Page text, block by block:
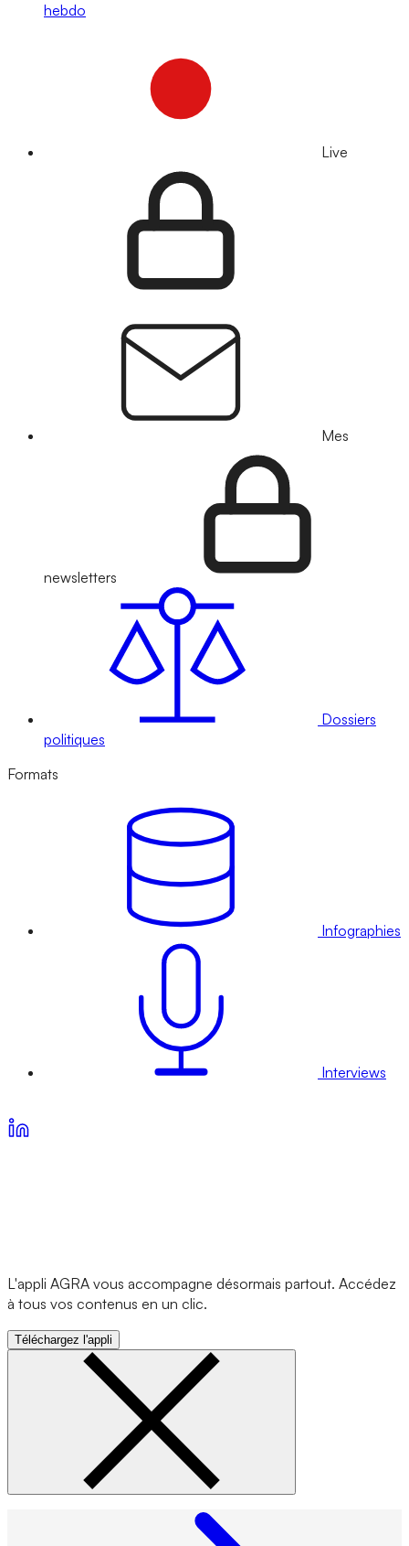
hebdo
Live
Mes
newsletters
Dossiers
politiques
Formats
Infographies
Interviews
L'appli AGRA vous accompagne désormais partout. Accédez
à tous vos contenus en un clic.
Téléchargez l'appli